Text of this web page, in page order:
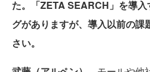
た。「ZETA SEARCH」を導
グがありますが、導入以前の課
さい。